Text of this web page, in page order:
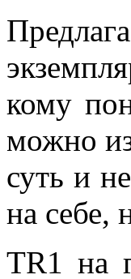
кому
можно
суть и
на себе,
TR1 на